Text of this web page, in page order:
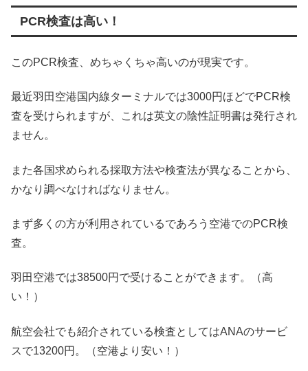
PCR検査は高い！
このPCR検査、めちゃくちゃ高いのが現実です。
最近羽田空港国内線ターミナルでは3000円ほどでPCR検
査を受けられますが、これは英文の陰性証明書は発行され
ません。
また各国求められる採取方法や検査法が異なることから、
かなり調べなければなりません。
まず多くの方が利用されているであろう空港でのPCR検
査。
羽田空港では38500円で受けることができます。（高
い！）
航空会社でも紹介されている検査としてはANAのサービ
スで13200円。（空港より安い！）